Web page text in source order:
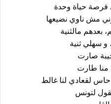
فرصة حياة وحدة
مش ناوي نضيعها
بعدهم مالثنية
و سهلي ثنية
صارت
منا طارت
لقعادي لنا غالط